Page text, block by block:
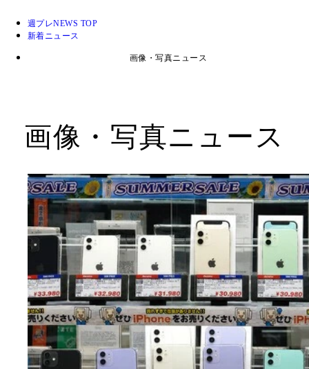
週プレNEWS TOP
新着ニュース
画像・写真ニュース
画像・写真ニュース